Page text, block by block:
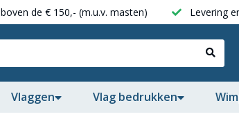
boven de € 150,- (m.u.v. masten) Levering
Vlaggen Vlag bedrukken